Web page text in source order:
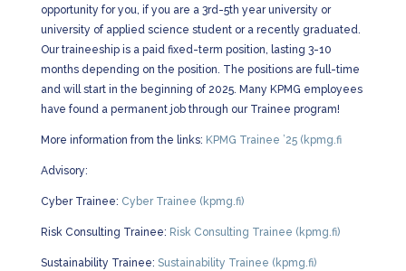
opportunity for you, if you are a 3rd-5th year university or
university of applied science student or a recently graduated.
Our traineeship is a paid fixed-term position, lasting 3-10
months depending on the position. The positions are full-time
and will start in the beginning of 2025. Many KPMG employees
have found a permanent job through our Trainee program!
More information from the links: KPMG Trainee ’25 (kpmg.fi
Advisory:
Cyber Trainee: Cyber Trainee (kpmg.fi)
Risk Consulting Trainee: Risk Consulting Trainee (kpmg.fi)
Sustainability Trainee: Sustainability Trainee (kpmg.fi)